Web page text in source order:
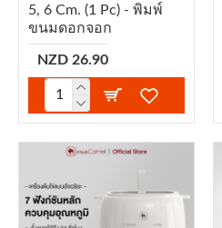
5, 6 Cm. (1 Pc) - พิมพ์
ขนมดอกจอก
NZD 26.90